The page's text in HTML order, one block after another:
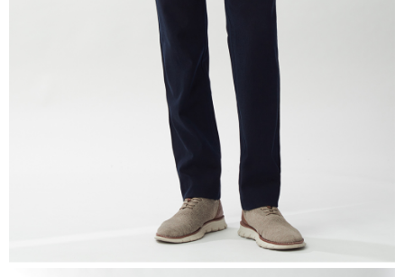
每筆NT$80，滿NT$1,200(含以上)免運費
每筆NT$80，滿NT$1,200(含以上)免運費